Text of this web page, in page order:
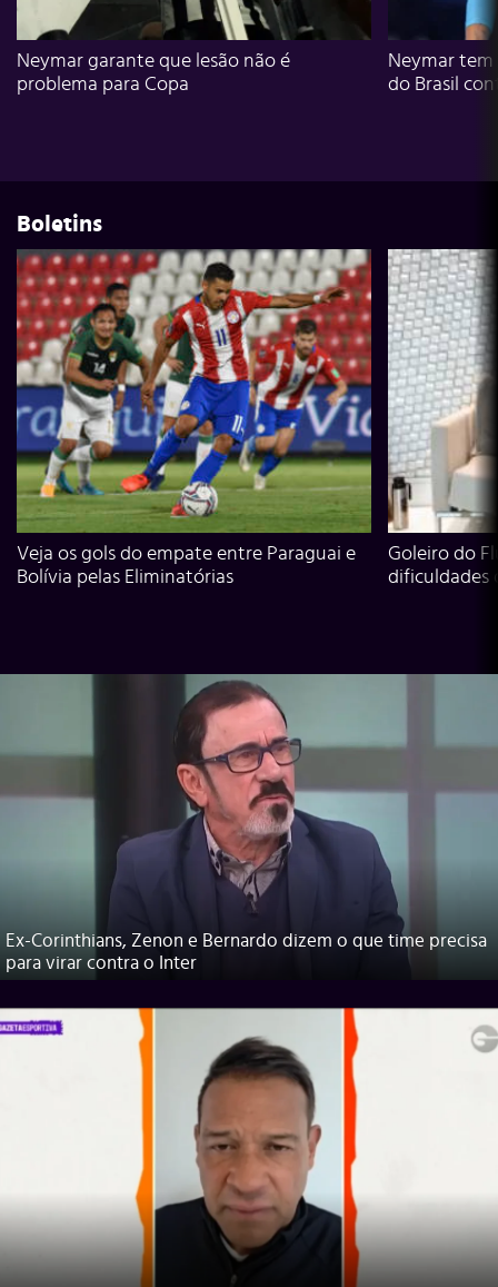
Neymar garante que lesão não é
problema para Copa
Neymar
do Brasil
Boletins
Veja os gols do empate entre Paraguai e
Bolívia pelas Eliminatórias
Goleiro do
dificuldades
Ex-Corinthians, Zenon e Bernardo dizem o que time precisa
para virar contra o Inter